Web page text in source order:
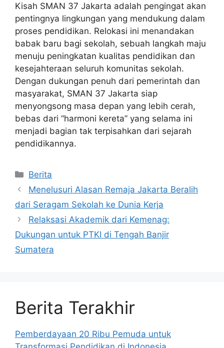
Kisah SMAN 37 Jakarta adalah pengingat akan
pentingnya lingkungan yang mendukung dalam
proses pendidikan. Relokasi ini menandakan
babak baru bagi sekolah, sebuah langkah maju
menuju peningkatan kualitas pendidikan dan
kesejahteraan seluruh komunitas sekolah.
Dengan dukungan penuh dari pemerintah dan
masyarakat, SMAN 37 Jakarta siap
menyongsong masa depan yang lebih cerah,
bebas dari “harmoni kereta” yang selama ini
menjadi bagian tak terpisahkan dari sejarah
pendidikannya.
Kategori
Berita
Menelusuri Alasan Remaja Jakarta Beralih
dari Seragam Sekolah ke Dunia Kerja
Relaksasi Akademik dari Kemenag:
Dukungan untuk PTKI di Tengah Banjir
Sumatera
Berita Terakhir
Pemberdayaan 20 Ribu Pemuda untuk